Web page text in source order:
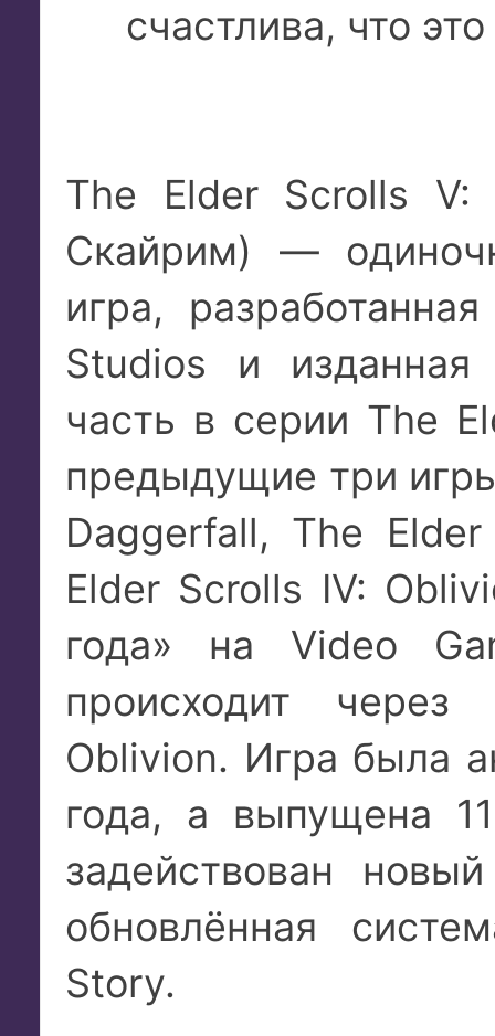
счастлива, что
The Elder Scrolls V:
Скайрим) —
игра,
Studios и
часть в серии The
предыдущие три
Daggerfall, The
Elder Scrolls IV:
года» на Video
происходит
Oblivion. Игра была
года, а выпущена
задействован
обновлённая
Story.